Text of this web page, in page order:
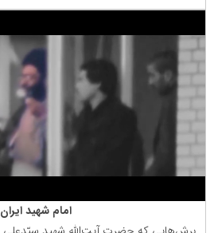
امام شهید ایران